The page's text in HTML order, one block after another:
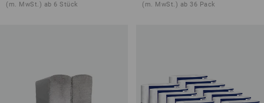
(m. MwSt.) ab 6 Stück (m. MwSt.) ab 36 Pack